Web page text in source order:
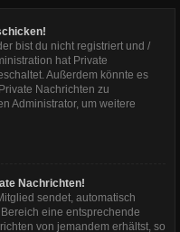
bist du nicht registriert und /
hat Private
Außerdem könnte es
Nachrichten zu
Administrator, um weitere
Nachrichten!
sendet, automatisch
eine entsprechende
von jemandem erhältst, so